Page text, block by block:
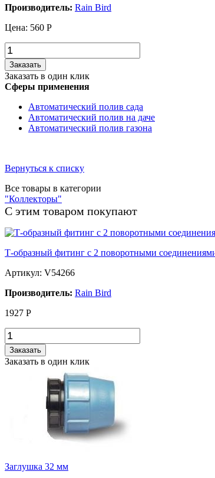
Производитель: Rain Bird
Цена: 560 Р
Заказать
Заказать в один клик
Сферы применения
Автоматический полив сада
Автоматический полив на даче
Автоматический полив газона
Вернуться к списку
Все товары в категории
"Коллекторы"
С этим товаром покупают
Т-образный фитинг с 2 поворотными
Артикул: V54266
Производитель: Rain Bird
1927 Р
Заказать
Заказать в один клик
Заглушка 32 мм